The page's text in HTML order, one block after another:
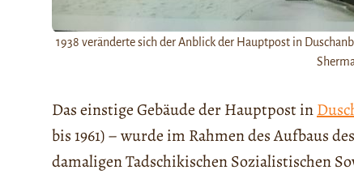
1938 veränderte sich der Anblick der Hauptpost in
Das einstige Gebäude der Hauptpost in
bis 1961) – wurde im Rahmen des Aufbaus
damaligen Tadschikischen Sozialistischen